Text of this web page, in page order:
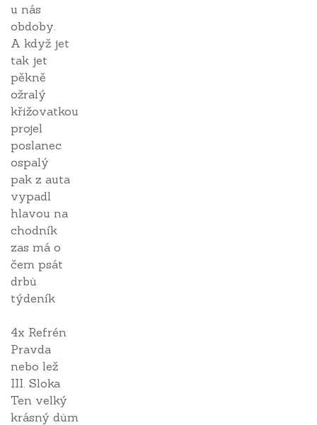
u nás
obdoby.
A když jet
tak jet
pěkně
ožralý
křižovatkou
projel
poslanec
ospalý
pak z auta
vypadl
hlavou na
chodník
zas má o
čem psát
drbů
týdeník
4x Refrén
Pravda
nebo lež
III. Sloka
Ten velký
krásný dům